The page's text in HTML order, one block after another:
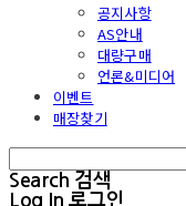
공지사항
AS안내
대량구매
언론&미디어
이벤트
매장찾기
Search 검색
Log In 로그인